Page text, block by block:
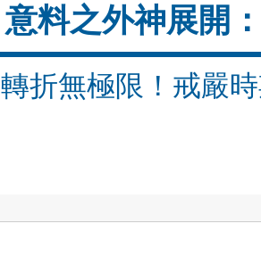
意料之外神展開
轉折無極限！戒嚴